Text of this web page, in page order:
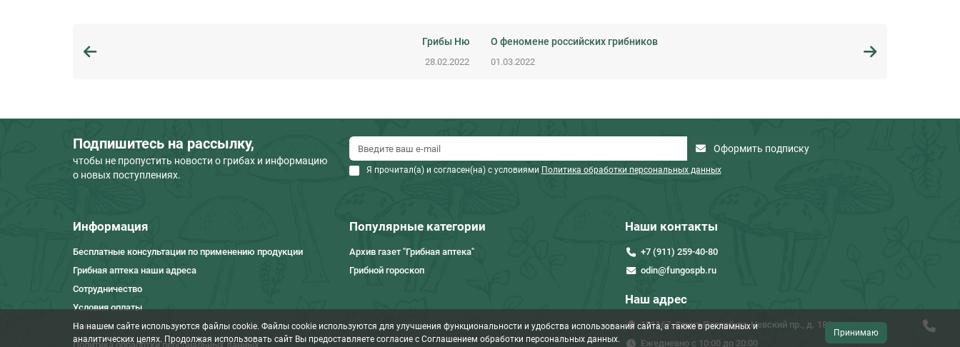
Грибы Ню
28.02.2022
О феномене российских грибников
01.03.2022
На нашем сайте используются файлы cookie. Файлы cookie используются для улучшения функциональности и удобства использования сайта, а также в рекламных и
аналитических целях. Продолжая использовать сайт Вы предоставляете согласие c Соглашением обработки персональных данных.
Принимаю
Подпишитесь на рассылку,
чтобы не пропустить новости о грибах и информацию
о новых поступлениях.
Оформить подписку
Я прочитал(а) и согласен(на) с условиями Политика обработки персональных данных
Информация
Бесплатные консультации по применению продукции
Грибная аптека наши адреса
Сотрудничество
Условия оплаты
О нас
Политика обработки персональных данных
Популярные категории
Архив газет "Грибная аптека"
Грибной гороскоп
Наши контакты
+7 (911) 259-40-80
odin@fungospb.ru
Наш адрес
191167, Санкт-Петербург, Невский пр., д. 180
Ежедневно с 10:00 до 20:00